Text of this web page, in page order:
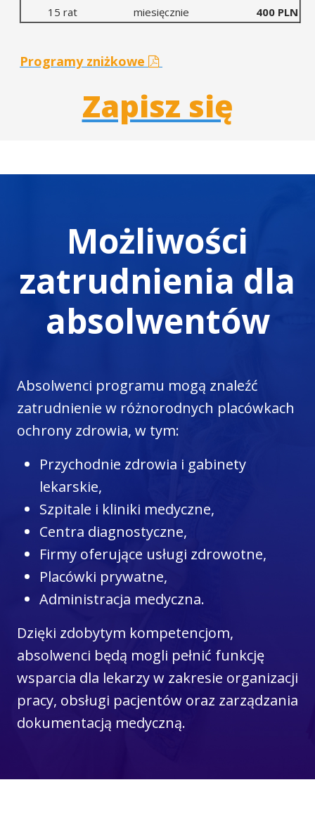
15 rat
miesięcznie 400 PLN
Programy zniżkowe
Zapisz się
Możliwości
zatrudnienia dla
absolwentów
Absolwenci programu mogą znaleźć
zatrudnienie w różnorodnych placówkach
ochrony zdrowia, w tym:
Przychodnie zdrowia i gabinety
lekarskie,
Szpitale i kliniki medyczne,
Centra diagnostyczne,
Firmy oferujące usługi zdrowotne,
Placówki prywatne,
Administracja medyczna.
Dzięki zdobytym kompetencjom,
absolwenci będą mogli pełnić funkcję
wsparcia dla lekarzy w zakresie organizacji
pracy, obsługi pacjentów oraz zarządzania
dokumentacją medyczną.